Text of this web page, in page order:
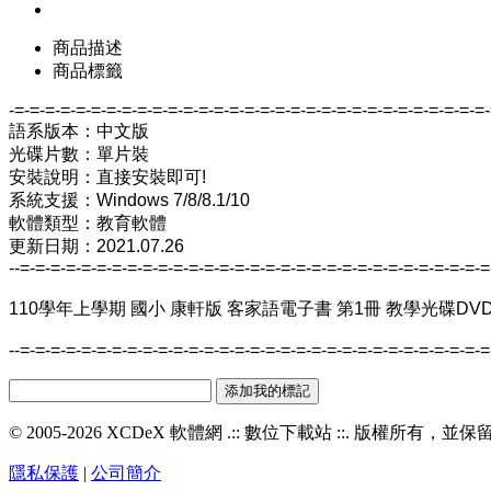
商品描述
商品標籤
-=-=-=-=-=-=-=-=-=-=-=-=-=-=-=-=-=-=-=-=-=-=-=-=-=-=-=-=-=-=-
語系版本：中文版
光碟片數：單片裝
安裝說明：直接安裝即可!
系統支援：Windows 7/8/8.1/10
軟體類型：教育軟體
更新日期：2021.07.26
--=-=-=-=-=-=-=-=-=-=-=-=-=-=-=-=-=-=-=-=-=-=-=-=-=-=-=-=-=-=-
110學年上學期 國小 康軒版 客家語電子書 第1冊 教學光碟
--=-=-=-=-=-=-=-=-=-=-=-=-=-=-=-=-=-=-=-=-=-=-=-=-=-=-=-=-=-=-
© 2005-2026 XCDeX 軟體網 .:: 數位下載站 ::. 版權所有，並保
隱私保護 | 公司簡介